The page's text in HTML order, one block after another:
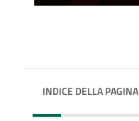
INDICE DELLA PAGINA